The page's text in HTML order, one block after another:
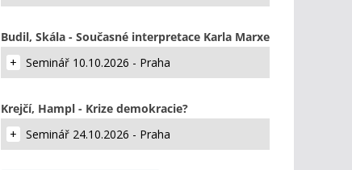
Budil, Skála - Současné interpretace Karla Marxe
Seminář 10.10.2026 - Praha
Krejčí, Hampl - Krize demokracie?
Seminář 24.10.2026 - Praha